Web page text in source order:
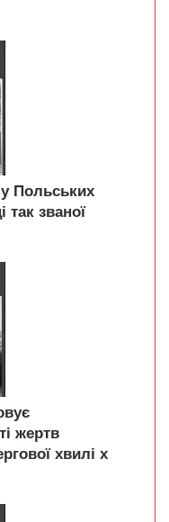
у Польських
так званої
жертв
хвилі х